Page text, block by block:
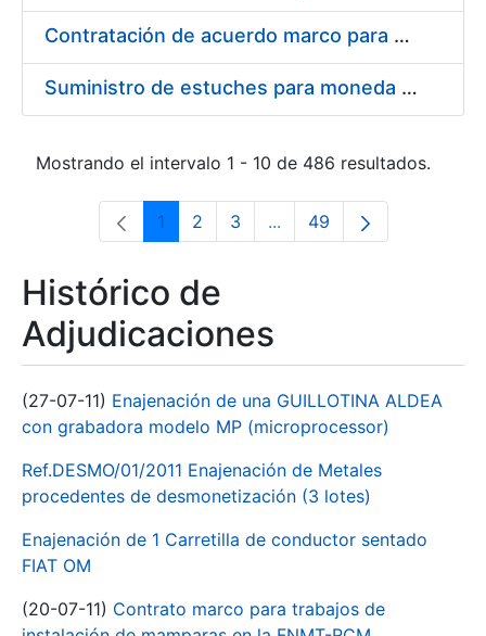
Contratación de acuerdo marco para el Suministro de Material de Electricidad para la Fábrica Nacional de Moneda y Timbre-Real Casa de la Moneda en su centro de trabajo de Burgos
Suministro de estuches para moneda de 30 €
Mostrando el intervalo 1 - 10 de 486 resultados.
Página
1 Página
2 Página
3 ...Páginas intermedias Use
Página
49
Histórico de
Adjudicaciones
(27-07-11) Enajenación de una GUILLOTINA ALDEA
con grabadora modelo MP (microprocessor)
Ref.DESMO/01/2011 Enajenación de Metales
procedentes de desmonetización (3 lotes)
Enajenación de 1 Carretilla de conductor sentado
FIAT OM
(20-07-11) Contrato marco para trabajos de